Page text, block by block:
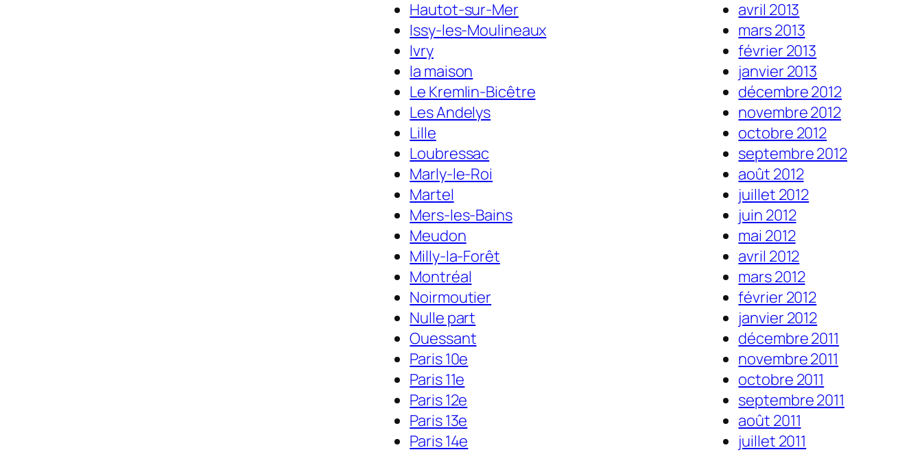
Hautot-sur-Mer
Issy-les-Moulineaux
Ivry
la maison
Le Kremlin-Bicêtre
Les Andelys
Lille
Loubressac
Marly-le-Roi
Martel
Mers-les-Bains
Meudon
Milly-la-Forêt
Montréal
Noirmoutier
Nulle part
Ouessant
Paris 10e
Paris 11e
Paris 12e
Paris 13e
Paris 14e
avril 2013
mars 2013
février 2013
janvier 2013
décembre 2012
novembre 2012
octobre 2012
septembre 2012
août 2012
juillet 2012
juin 2012
mai 2012
avril 2012
mars 2012
février 2012
janvier 2012
décembre 2011
novembre 2011
octobre 2011
septembre 2011
août 2011
juillet 2011